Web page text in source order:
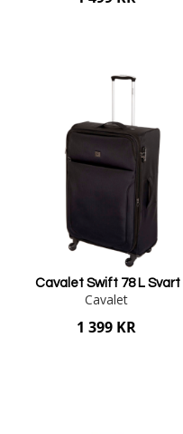
Cavalet Swift 78 L Svart
Cavalet
1 399 KR